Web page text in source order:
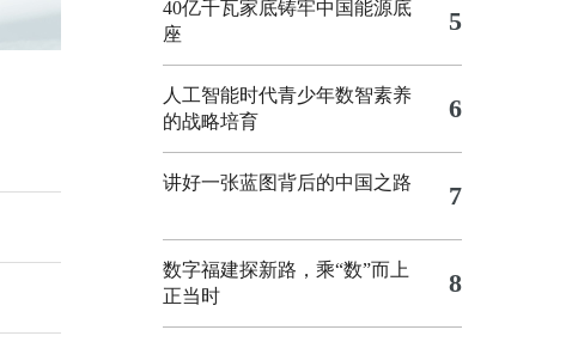
40亿千瓦家底铸牢中国能源底
座
5
人工智能时代青少年数智素养
的战略培育
6
讲好一张蓝图背后的中国之路 7
数字福建探新路，乘“数”而上
正当时
8